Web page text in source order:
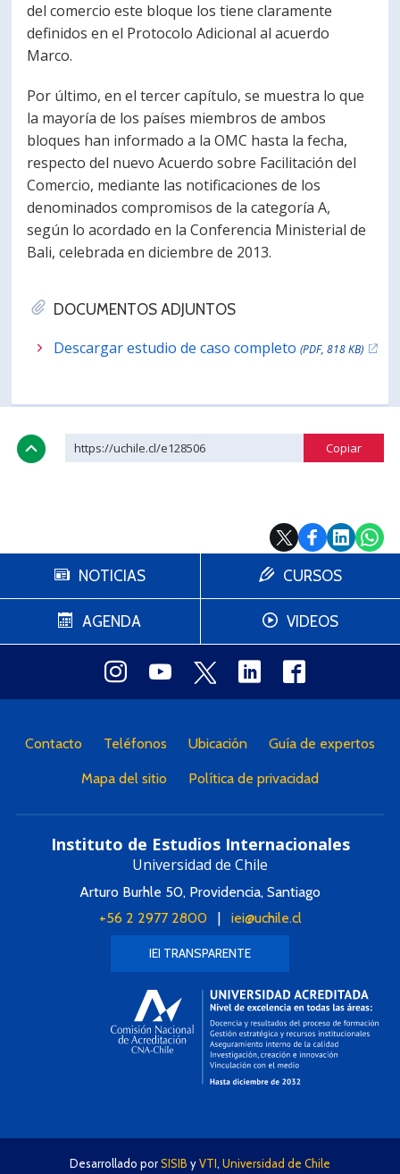
DOCUMENTOS ADJUNTOS
Descargar estudio de caso completo(PDF, 818 KB)
del comercio este bloque los tiene claramente
definidos en el Protocolo Adicional al acuerdo
Marco.
Por último, en el tercer capítulo, se muestra lo que
la mayoría de los países miembros de ambos
bloques han informado a la OMC hasta la fecha,
respecto del nuevo Acuerdo sobre Facilitación del
Comercio, mediante las notificaciones de los
denominados compromisos de la categoría A,
según lo acordado en la Conferencia Ministerial de
Bali, celebrada en diciembre de 2013.
https://uchile.cl/e128506
NOTICIAS
AGENDA
CURSOS
VIDEOS
Contacto Teléfonos Ubicación Guía de expertos
Mapa del sitio Política de privacidad
Instituto de Estudios Internacionales
Universidad de Chile
Arturo Burhle 50, Providencia, Santiago
+56 2 2977 2800| iei@uchile.cl
IEI TRANSPARENTE
Desarrollado porSISIB yVTI, Universidad de Chile